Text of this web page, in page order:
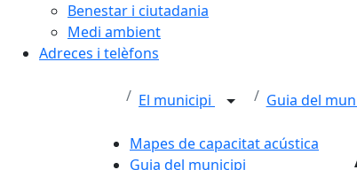
Benestar i ciutadania
Medi ambient
Adreces i telèfons
El municipi Guia del
Mapes de capacitat acústica
Guia del municipi